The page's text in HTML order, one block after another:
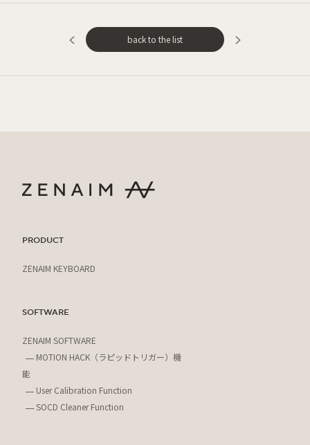
back to the list
PRODUCT
ZENAIM KEYBOARD
SOFTWARE
ZENAIM SOFTWARE
MOTION HACK（ラピッドトリガー）機
能
User Calibration Function
SOCD Cleaner Function